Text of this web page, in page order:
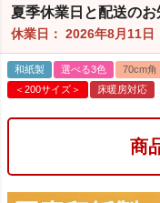
夏季休業日と配送のお
休業日： 2026年8月11日
和紙製 選べる3色 70cm角
＜200サイズ＞
床暖房対応
商